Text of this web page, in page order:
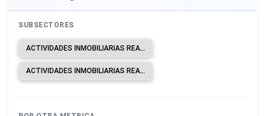
SUBSECTORES
ACTIVIDADES INMOBILIARIAS REALIZADAS CON BIENES PROPIOS O ARRENDADOS.
ACTIVIDADES INMOBILIARIAS REALIZADAS A CAMBIO DE UNA RETRIBUCIÓN O POR CONTRATO.